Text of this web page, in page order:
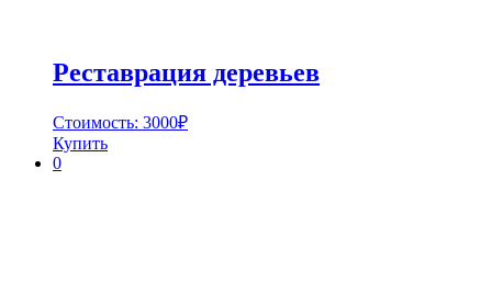
Реставрация деревьев
Стоимость: 3000₽
Купить
0